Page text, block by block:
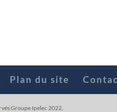
Plan du site
Groupe Ipelec 2022.